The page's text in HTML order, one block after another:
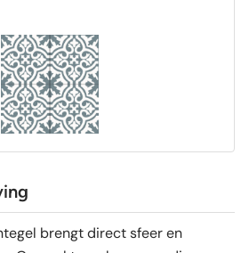
brengt direct sfeer en